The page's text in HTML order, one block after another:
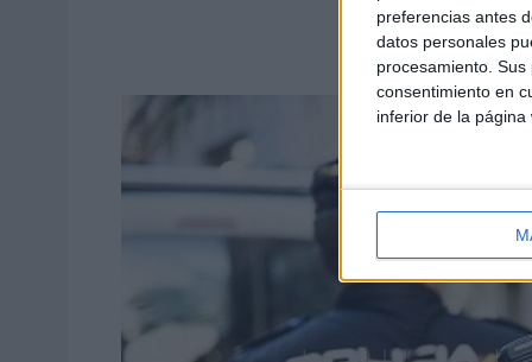
preferencias antes
datos personales
procesamiento.
consentimiento en
inferior de la página